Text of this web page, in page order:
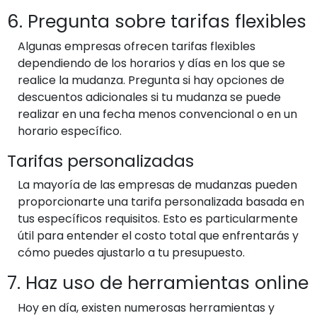
6. Pregunta sobre tarifas flexibles
Algunas empresas ofrecen tarifas flexibles
dependiendo de los horarios y días en los que se
realice la mudanza. Pregunta si hay opciones de
descuentos adicionales si tu mudanza se puede
realizar en una fecha menos convencional o en un
horario específico.
Tarifas personalizadas
La mayoría de las empresas de mudanzas pueden
proporcionarte una tarifa personalizada basada en
tus específicos requisitos. Esto es particularmente
útil para entender el costo total que enfrentarás y
cómo puedes ajustarlo a tu presupuesto.
7. Haz uso de herramientas online
Hoy en día, existen numerosas herramientas y